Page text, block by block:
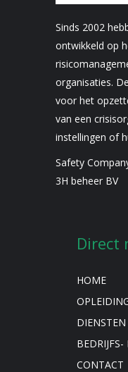
Sinds 2002
ontwikkeld op
organisaties.
voor het
van een
instellingen of
Safety
3H beheer BV
Direct
HOME
DIENSTEN
CONTACT